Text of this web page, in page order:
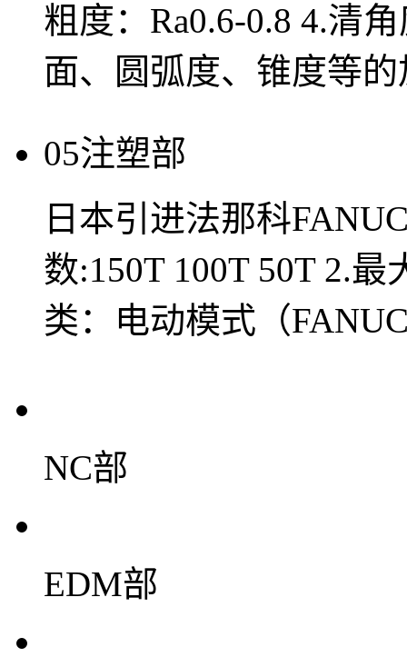
粗度：Ra0.6-0.8 4.清
面、圆弧度、锥度等
05注塑部
日本引进法那科
数:150T 100T 50T 2.
类：电动模式（
NC部
EDM部